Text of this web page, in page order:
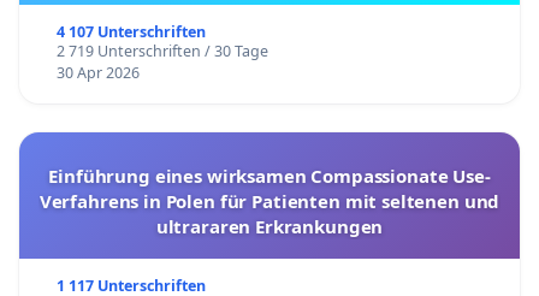
4 107 Unterschriften
2 719 Unterschriften / 30 Tage
30 Apr 2026
Einführung eines wirksamen Compassionate Use-
Verfahrens in Polen für Patienten mit seltenen und
ultrararen Erkrankungen
1 117 Unterschriften